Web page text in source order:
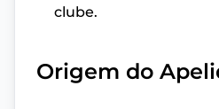
clube.
Origem do